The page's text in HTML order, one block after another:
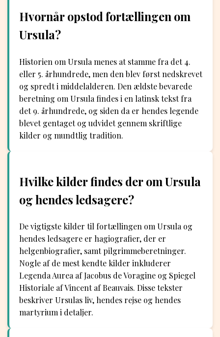
Hvornår opstod fortællingen om
Ursula?
Historien om Ursula menes at stamme fra det 4.
eller 5. århundrede, men den blev først nedskrevet
og spredt i middelalderen. Den ældste bevarede
beretning om Ursula findes i en latinsk tekst fra
det 9. århundrede, og siden da er hendes legende
blevet gentaget og udvidet gennem skriftlige
kilder og mundtlig tradition.
Hvilke kilder findes der om Ursula
og hendes ledsagere?
De vigtigste kilder til fortællingen om Ursula og
hendes ledsagere er hagiografier, der er
helgenbiografier, samt pilgrimmeberetninger.
Nogle af de mest kendte kilder inkluderer
Legenda Aurea af Jacobus de Voragine og Spiegel
Historiale af Vincent af Beauvais. Disse tekster
beskriver Ursulas liv, hendes rejse og hendes
martyrium i detaljer.